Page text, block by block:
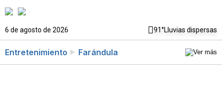
6 de agosto de 2026 91°Lluvias dispersas
Entretenimiento Farándula